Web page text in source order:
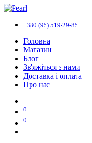
+380 (95) 519-29-85
Головна
Магазин
Блог
Зв'яжіться з нами
Доставка і оплата
Про нас
0
0